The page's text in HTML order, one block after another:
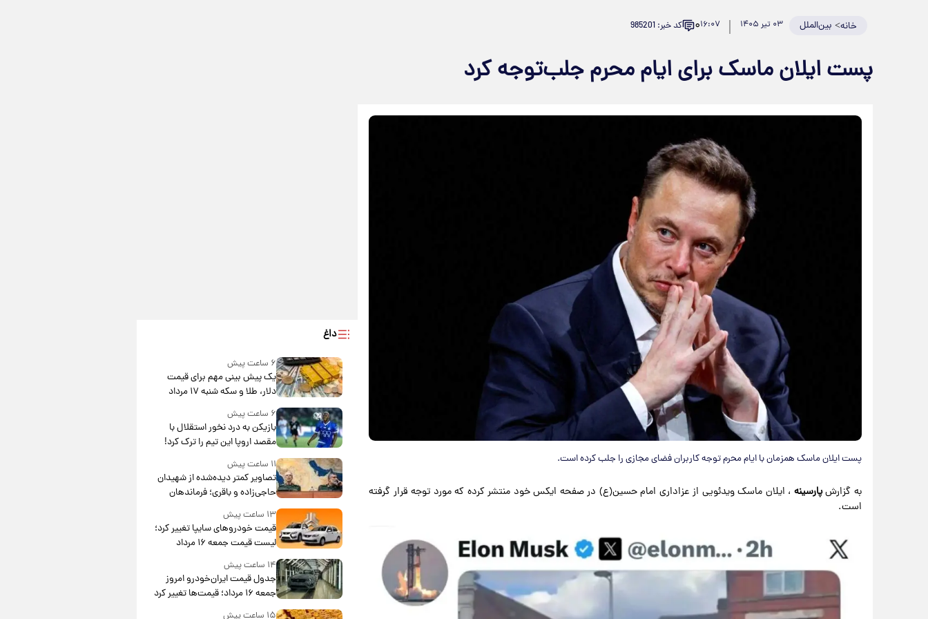
خانه> بین‌الملل ۰۳ تیر ۱۴۰۵ ۱۶:۰۷۰ کد خبر: 985201
پست ایلان ماسک برای ایام محرم جلب‌توجه کرد
پست ایلان ماسک همزمان با ایام محرم توجه کاربران فضای مجازی را جلب کرده است.
به گزارشپارسینه ، ایلان ماسک ویدئویی از عزاداری امام حسین(ع) در صفحه ایکس خود منتشر کرده که مورد توجه قرار گرفته
است.
داغ
۶ ساعت پیش
یک پیش ‌بینی مهم برای قیمت
دلار، طلا و سکه شنبه ۱۷ مرداد
۱۴۰۵
۶ ساعت پیش
بازیکن به درد نخور استقلال با
مقصد اروپا این تیم را ترک کرد!
۱۱ ساعت پیش
تصاویر کمتر دیده‌شده از شهیدان
حاجی‌زاده و باقری؛ فرماندهان
شهید هوافضای ایران
۱۳ ساعت پیش
قیمت خودروهای سایپا تغییر کرد؛
لیست قیمت جمعه ۱۶ مرداد
منتشر شد
۱۴ ساعت پیش
جدول قیمت ایران‌خودرو امروز
جمعه ۱۶ مرداد؛ قیمت‌ها تغییر کرد
۱۵ ساعت پیش